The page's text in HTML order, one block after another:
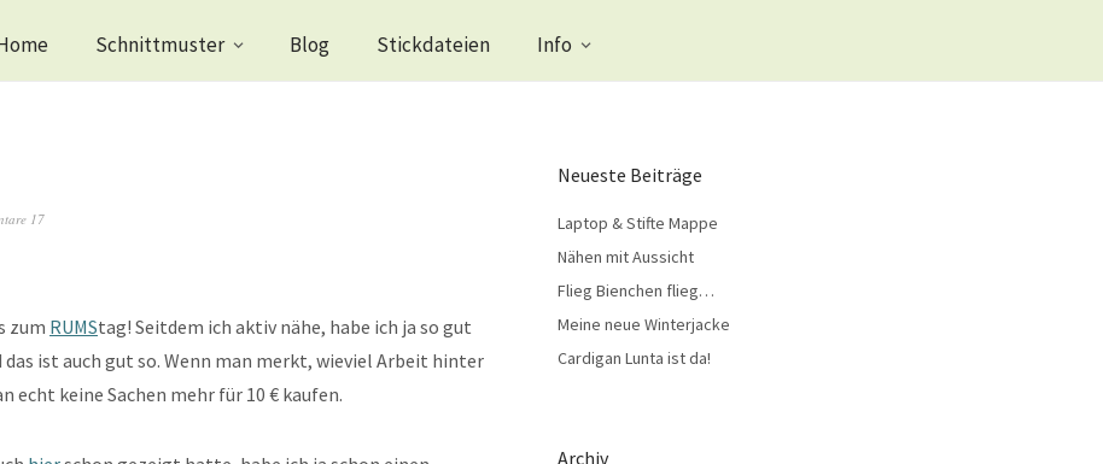
Schnittmuster Blog Stickdateien Info
17
zum RUMStag! Seitdem ich aktiv nähe, habe ich ja so gut
ist auch gut so. Wenn man merkt, wieviel Arbeit hinter
keine Sachen mehr für 10 € kaufen.
Neueste Beiträge
Laptop & Stifte Mappe
Nähen mit Aussicht
Flieg Bienchen flieg…
Meine neue Winterjacke
Cardigan Lunta ist da!
Archiv